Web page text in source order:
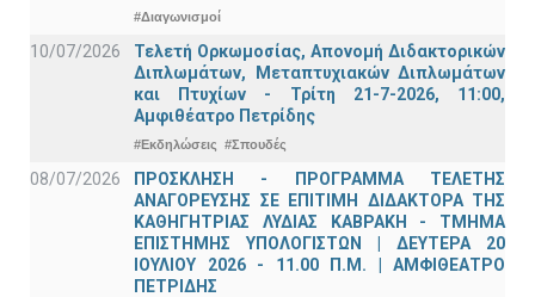
#Διαγωνισμοί
10/07/2026
Τελετή Ορκωμοσίας, Απονομή Διδακτορικών
Διπλωμάτων, Μεταπτυχιακών Διπλωμάτων
και Πτυχίων - Τρίτη 21-7-2026, 11:00,
Αμφιθέατρο Πετρίδης
#Εκδηλώσεις #Σπουδές
08/07/2026
ΠΡΟΣΚΛΗΣΗ - ΠΡΟΓΡΑΜΜΑ ΤΕΛΕΤΗΣ
ΑΝΑΓΟΡΕΥΣΗΣ ΣΕ ΕΠΙΤΙΜΗ ΔΙΔΑΚΤΟΡΑ ΤΗΣ
ΚΑΘΗΓΗΤΡΙΑΣ ΛΥΔΙΑΣ ΚΑΒΡΑΚΗ - ΤΜΗΜΑ
ΕΠΙΣΤΗΜΗΣ ΥΠΟΛΟΓΙΣΤΩΝ | ΔΕΥΤΕΡΑ 20
ΙΟΥΛΙΟΥ 2026 - 11.00 Π.Μ. | ΑΜΦΙΘΕΑΤΡΟ
ΠΕΤΡΙΔΗΣ